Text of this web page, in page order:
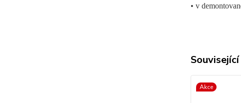
• v
Akce